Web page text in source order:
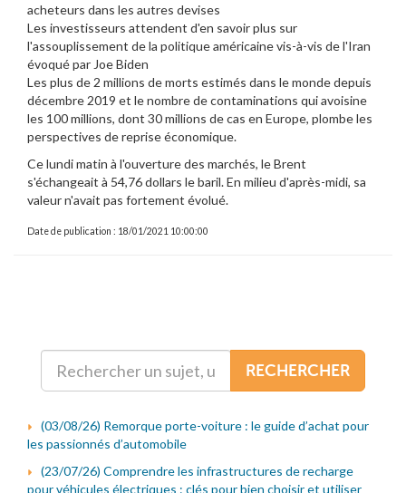
acheteurs dans les autres devises
Les investisseurs attendent d'en savoir plus sur
l'assouplissement de la politique américaine vis-à-vis de l'Iran
évoqué par Joe Biden
Les plus de 2 millions de morts estimés dans le monde depuis
décembre 2019 et le nombre de contaminations qui avoisine
les 100 millions, dont 30 millions de cas en Europe, plombe les
perspectives de reprise économique.
Ce lundi matin à l'ouverture des marchés, le Brent
s'échangeait à 54,76 dollars le baril. En milieu d'après-midi, sa
valeur n'avait pas fortement évolué.
Date de publication : 18/01/2021 10:00:00
RECHERCHER
(03/08/26) Remorque porte-voiture : le guide d’achat pour
les passionnés d’automobile
(23/07/26) Comprendre les infrastructures de recharge
pour véhicules électriques : clés pour bien choisir et utiliser